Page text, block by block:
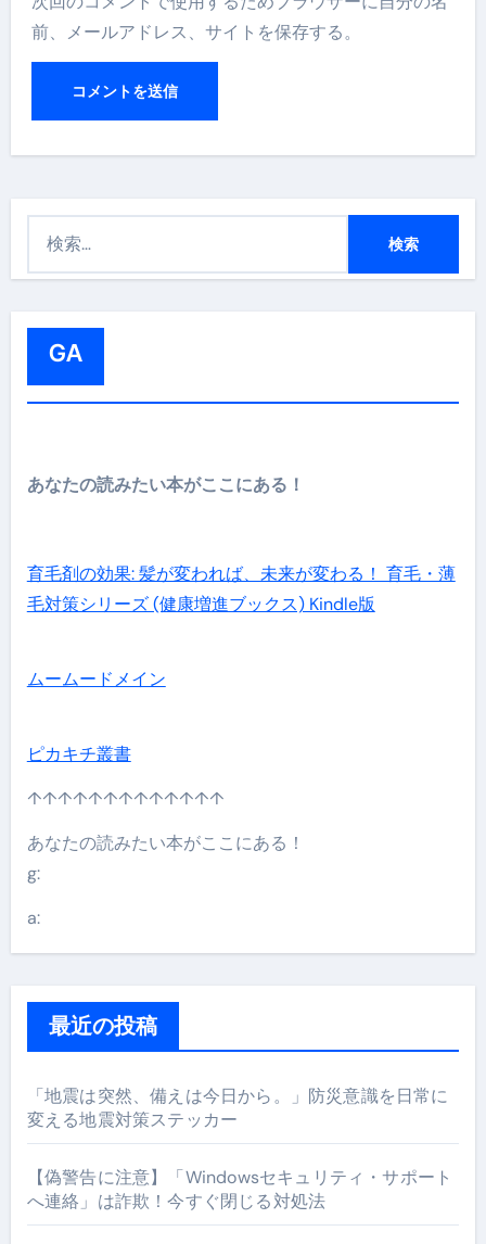
前、メールアドレス、サイトを保存する。
GA
あなたの読みたい本がここにある！
育毛剤の効果: 髪が変われば、未来が変わる！ 育毛・薄
毛対策シリーズ (健康増進ブックス) Kindle版
ムームードメイン
ピカキチ叢書
↑↑↑↑↑↑↑↑↑↑↑↑↑
あなたの読みたい本がここにある！
g:
a:
最近の投稿
「地震は突然、備えは今日から。」防災意識を日常に
変える地震対策ステッカー
【偽警告に注意】「Windowsセキュリティ・サポート
へ連絡」は詐欺！今すぐ閉じる対処法